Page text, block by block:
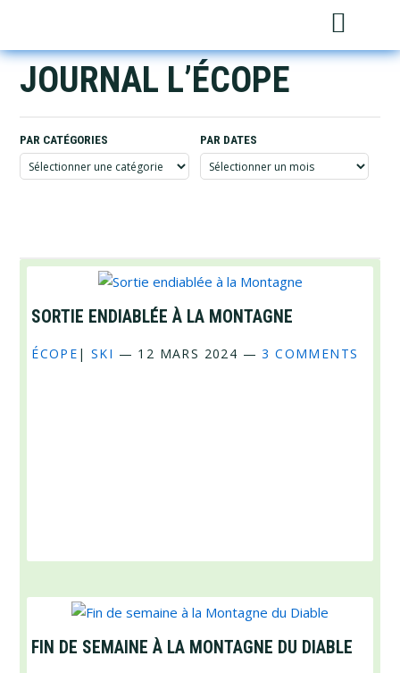
primary
navigation
main
content
footer
JOURNAL L’ÉCOPE
PAR CATÉGORIES
Par
catégories
PAR DATES
Par
dates
SORTIE ENDIABLÉE À LA MONTAGNE
ÉCOPE | SKI — 12 MARS 2024 —3 COMMENTS
FIN DE SEMAINE À LA MONTAGNE DU DIABLE